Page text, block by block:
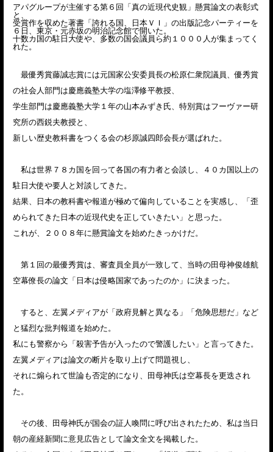
アパグループが主催する第６回「真の近現代史観」懸賞論文の表彰式
と、
受賞作を収めた著書「誇れる国、日本ＶＩ」の出版記念パーティーを
６日、東京・元赤坂の明治記念館で開いた。
十数カ国の駐日大使や、多数の国会議員ら約１０００人が集まってく
れた。
最優秀賞藤誠志賞には元国家公安委員長の松原仁衆院議員、優秀賞
の社会人部門は慶應義塾大学の塩澤修平教授、
学生部門は慶應義塾大学１年の山本みずき氏、特別賞はフーヴァー研
究所の西鋭夫教授と、
新しい歴史教科書をつくる会の杉原誠四郎会長が選ばれた。
私は世界７８カ国を回って各国の有力者と会談し、４０カ国以上の
駐日大使や要人と対談してきた。
結果、日本の教科書や報道が極めて偏向していることを実感し、「歪
められてきた日本の近現代史を正していきたい」と思った。
これが、２００８年に懸賞論文を始めたきっかけだ。
第１回の最優秀賞は、審査員全員が一致して、当時の田母神俊雄航
空幕僚長の論文「日本は侵略国家であったのか」に決まった。
すると、左翼メディアが「政府見解と異なる」「危険思想だ」など
と猛烈な批判報道を始めた。
私にも警察から「殺害予告が入ったので警護したい」と言ってきた。
左翼メディアは論文の断片を取り上げて問題視し、
それに煽られて世論も否定的になり、田母神氏は空幕長を更迭され
た。
その後、田母神氏が国会の証人喚問に呼び出されたため、私は当日
朝の産経新聞に意見広告として論文全文を掲載した。